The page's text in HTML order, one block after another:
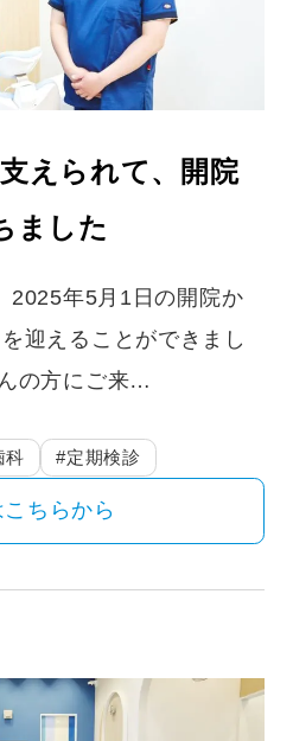
えられて、開院
ました
2025年5月1日の開院か
迎えることができまし
の方にご来…
科 #定期検診
ちらから